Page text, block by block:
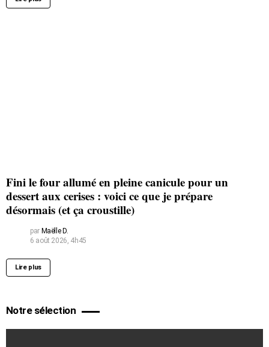
Fini le four allumé en pleine canicule pour un
dessert aux cerises : voici ce que je prépare
désormais (et ça croustille)
par Maëlle D.
6 août 2026, 4h45
Lire plus
Notre sélection